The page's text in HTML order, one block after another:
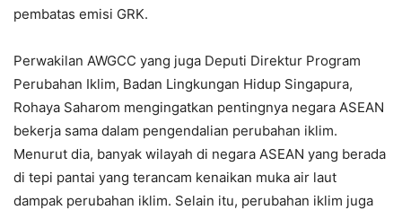
pembatas emisi GRK.
Perwakilan AWGCC yang juga Deputi Direktur Program
Perubahan Iklim, Badan Lingkungan Hidup Singapura,
Rohaya Saharom mengingatkan pentingnya negara ASEAN
bekerja sama dalam pengendalian perubahan iklim.
Menurut dia, banyak wilayah di negara ASEAN yang berada
di tepi pantai yang terancam kenaikan muka air laut
dampak perubahan iklim. Selain itu, perubahan iklim juga